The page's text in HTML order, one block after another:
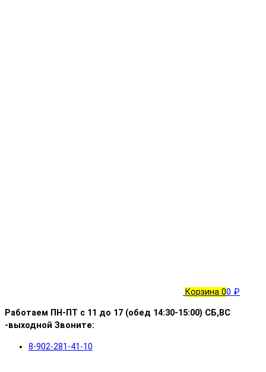
Корзина 00 ₽
Работаем ПН-ПТ с 11 до 17 (обед 14:30-15:00) СБ,ВС
-выходной Звоните:
8-902-281-41-10